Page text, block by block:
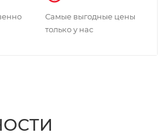
Самые выгодные цены
только у нас